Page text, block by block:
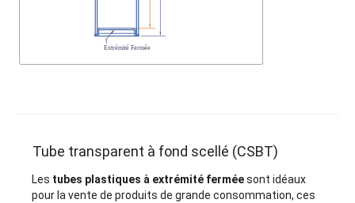
Tube transparent à fond scellé (CSBT)
Les tubes plastiques à extrémité ferméesont idéaux
pour la vente de produits de grande consommation, ces